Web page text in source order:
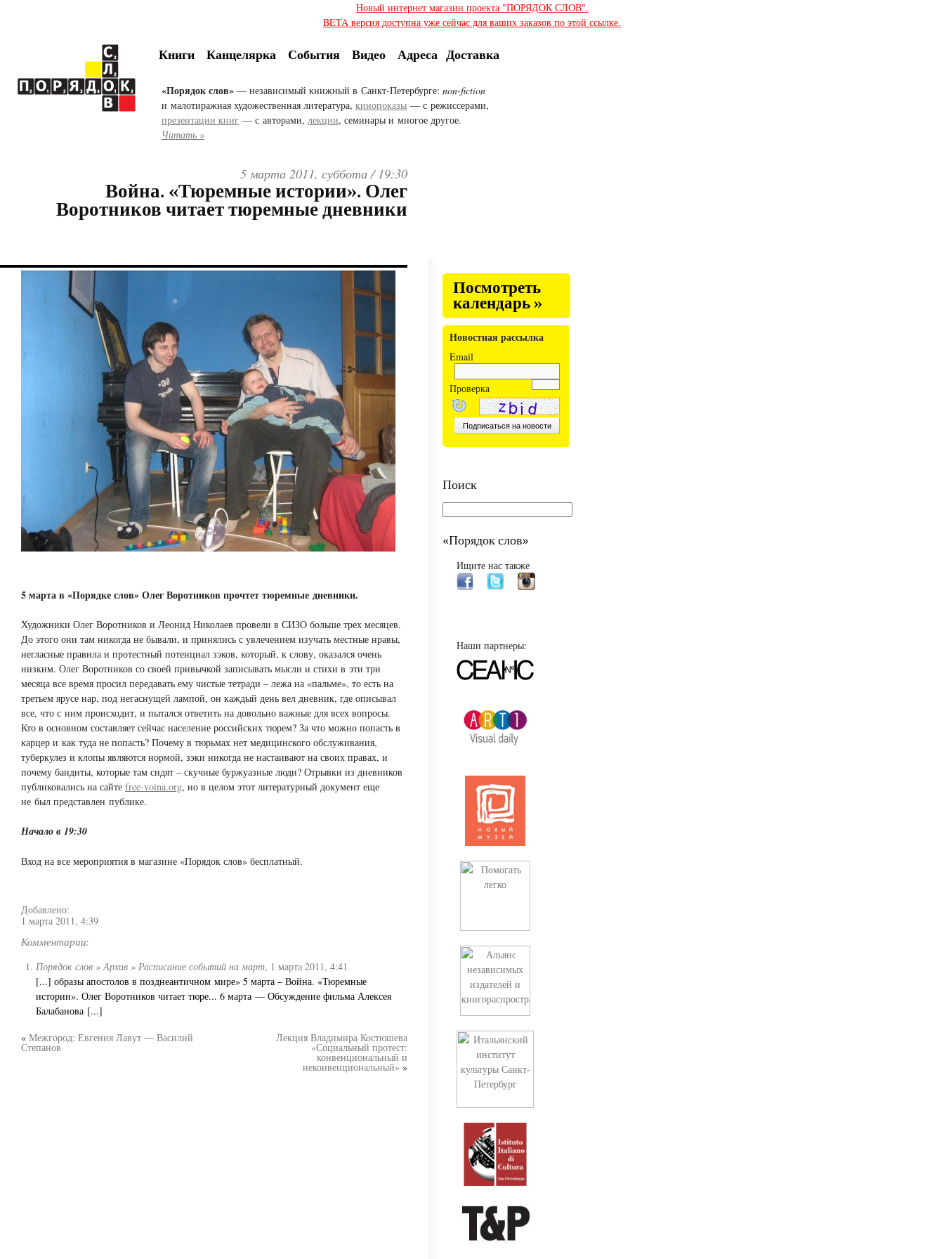
Новый интернет магазин проекта "ПОРЯДОК СЛОВ".
BETA версия доступна уже сейчас для ваших заказов по этой ссылке.
Книги Канцелярка События Видео Адреса Доставка
«Порядок слов» — независимый книжный в Санкт-Петербурге: non-fiction
и малотиражная художественная литература, кинопоказы — с режиссерами,
презентации книг — с авторами, лекции, семинары и многое другое.
Читать »
5 марта 2011, суббота /19:30
Война. «Тюремные истории». Олег
Воротников читает тюремные дневники
5 марта в «Порядке слов» Олег Воротников прочтет тюремные дневники.
Художники Олег Воротников и Леонид Николаев провели в СИЗО больше трех месяцев.
До этого они там никогда не бывали, и принялись с увлечением изучать местные нравы,
негласные правила и протестный потенциал зэков, который, к слову, оказался очень
низким. Олег Воротников со своей привычкой записывать мысли и стихи в эти три
месяца все время просил передавать ему чистые тетради – лежа на «пальме», то есть на
третьем ярусе нар, под негаснущей лампой, он каждый день вел дневник, где описывал
все, что с ним происходит, и пытался ответить на довольно важные для всех вопросы.
Кто в основном составляет сейчас население российских тюрем? За что можно попасть в
карцер и как туда не попасть? Почему в тюрьмах нет медицинского обслуживания,
туберкулез и клопы являются нормой, зэки никогда не настаивают на своих правах, и
почему бандиты, которые там сидят – скучные буржуазные люди? Отрывки из дневников
публиковались на сайте free-voina.org, но в целом этот литературный документ еще
не был представлен публике.
Начало в 19:30
Вход на все мероприятия в магазине «Порядок слов» бесплатный.
Добавлено:
1 марта 2011, 4:39
Комментарии:
Порядок слов » Архив » Расписание событий на март, 1 марта 2011, 4:41
[...] образы апостолов в позднеантичном мире» 5 марта – Война. «Тюремные
истории». Олег Воротников читает тюре... 6 марта — Обсуждение фильма Алексея
Балабанова [...]
« Межгород: Евгения Лавут — Василий
Степанов
Лекция Владимира Костюшева
«Социальный протест:
конвенциональный и
неконвенциональный» »
Посмотреть
календарь »
Новостная рассылка
Email
Проверка
Поиск
«Порядок слов»
Ищите нас также
Наши партнеры: